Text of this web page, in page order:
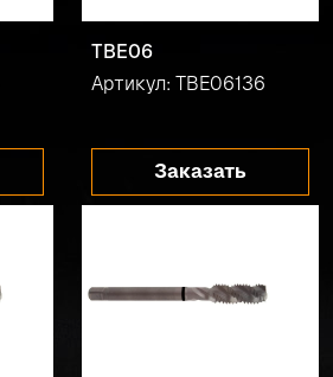
TBE06
Артикул: TBE06136
Заказать